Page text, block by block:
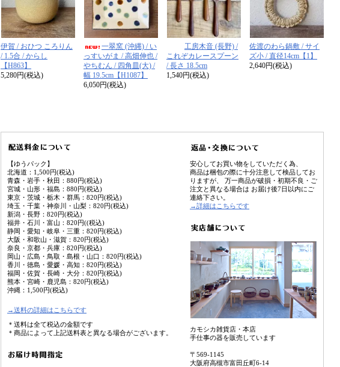
伊賀 / おひつ ころりん
/ 1.5合 / からし
【H863】
5,280円(税込)
一翠窯 (沖縄) / い
っすいがま / 高畑伸也 /
やちむん / 四角皿(大) /
幅 19.5cm【H1087】
6,050円(税込)
工房木音 (長野) /
これぞカレースプーン
/ 長さ 18.5cm
1,540円(税込)
佐渡のわら鍋敷 / サイ
ズ小 / 直径14cm【1】
2,640円(税込)
【ゆうパック】
北海道：1,500円(税込)
青森・岩手・秋田：880円(税込)
宮城・山形・福島：880円(税込)
東京・茨城・栃木・群馬：820円(税込)
埼玉・千葉・神奈川・山梨：820円(税込)
新潟・長野：820円(税込)
福井・石川・富山：820円((税込)
静岡・愛知・岐阜・三重：820円(税込)
大阪・和歌山・滋賀：820円(税込)
奈良・京都・兵庫：820円(税込)
岡山・広島・鳥取・島根・山口：820円(税込)
香川・徳島・愛媛・高知：820円(税込)
福岡・佐賀・長崎・大分：820円(税込)
熊本・宮崎・鹿児島：820円(税込)
沖縄：1,500円(税込)
→送料の詳細はこちらです
＊送料は全て税込の金額です
＊商品によって上記送料表と異なる場合がございます。
安心してお買い物をしていただく為、
商品は梱包の際に十分注意して検品してお
りますが、 万一商品が破損・初期不良・ご
注文と異なる場合は お届け後7日以内にご
連絡下さい。
→詳細はこちらです
カモシカ雑貨店・本店
手仕事の器を販売しています
〒569-1145
大阪府高槻市富田丘町6-14